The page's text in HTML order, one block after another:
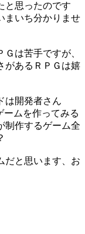
と思ったのです
まいち分かりませ
は苦手ですが、
があるＲＰＧは嬉
は開発者さん
ムを作ってみる
制作するゲーム全
だと思います、お